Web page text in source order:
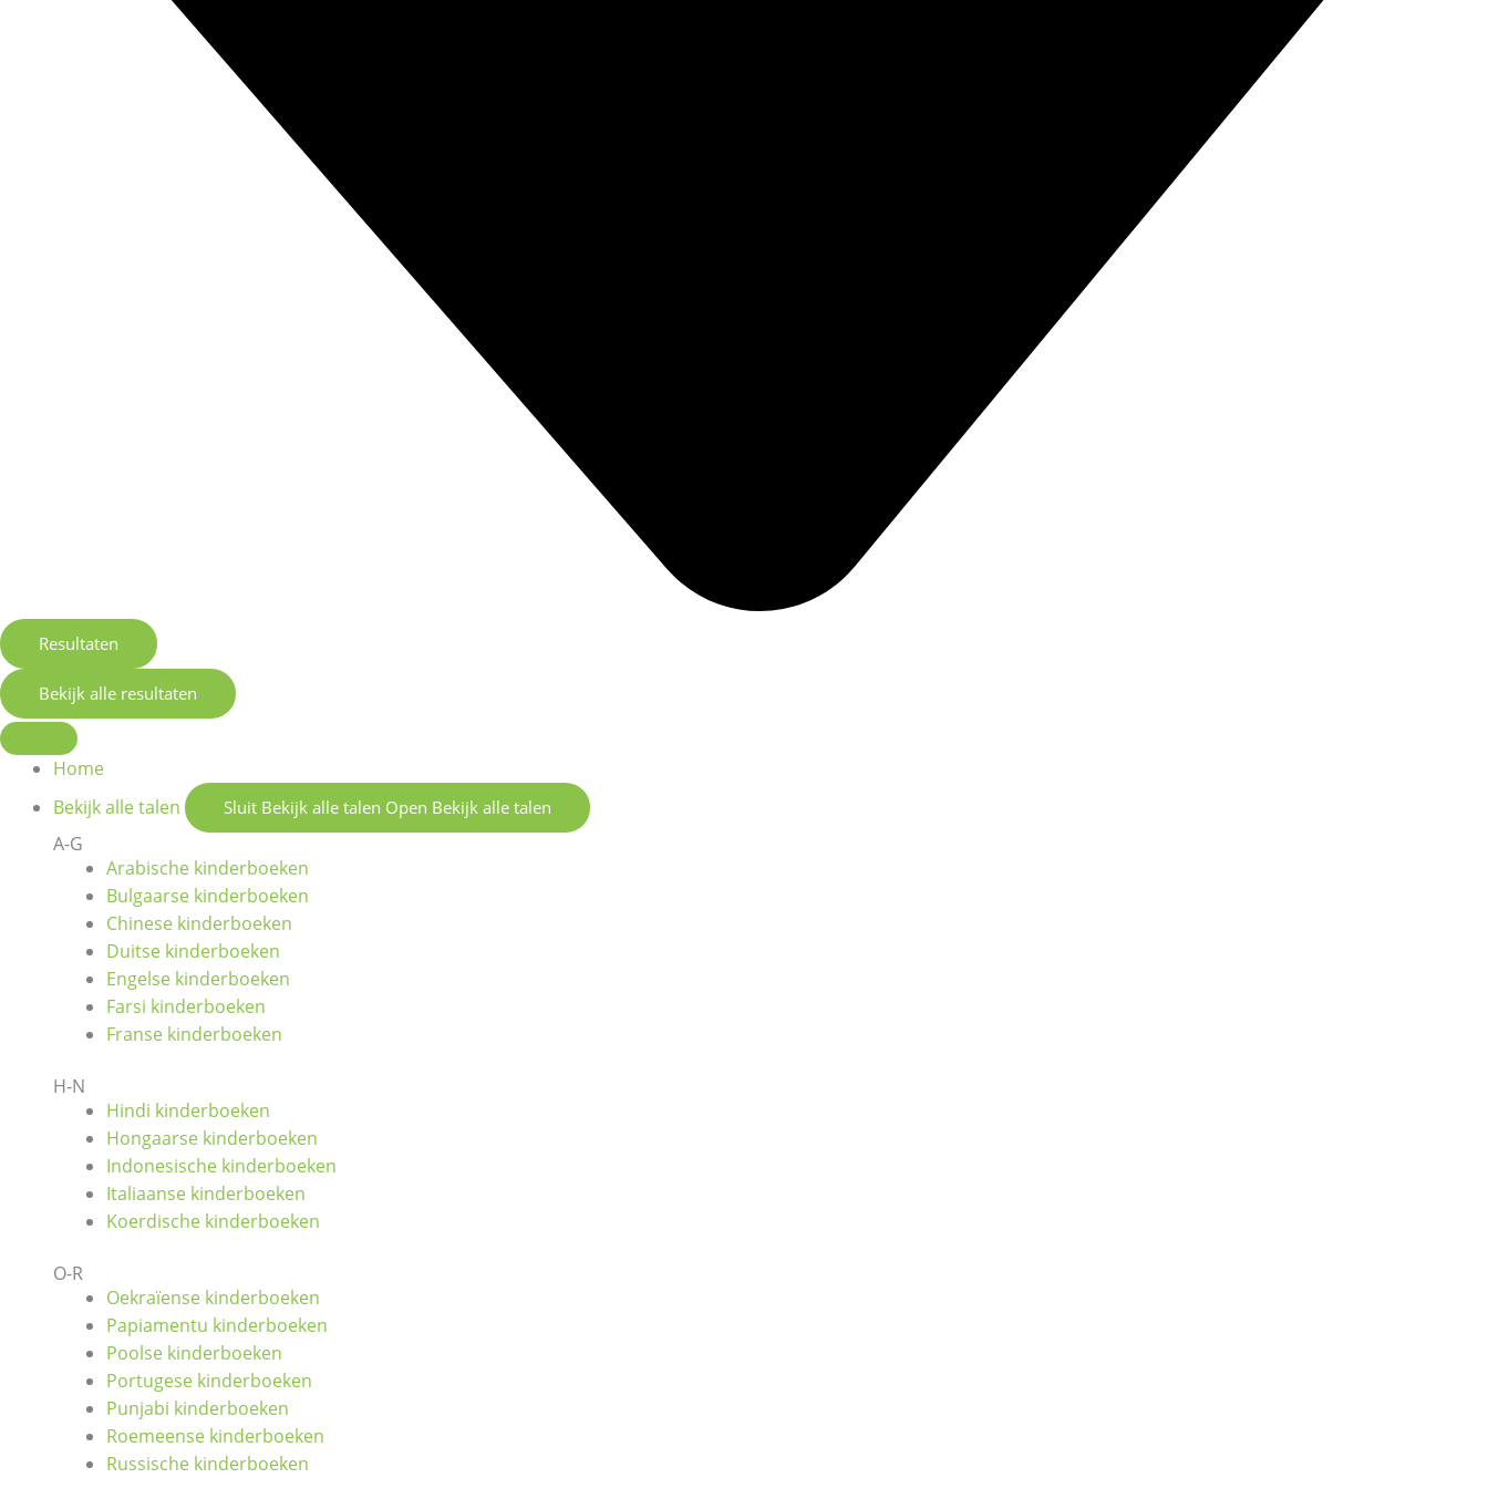
Resultaten
Bekijk alle resultaten
Home
Bekijk alle talen
Sluit Bekijk alle talen Open Bekijk alle talen
A-G
Arabische kinderboeken
Bulgaarse kinderboeken
Chinese kinderboeken
Duitse kinderboeken
Engelse kinderboeken
Farsi kinderboeken
Franse kinderboeken
H-N
Hindi kinderboeken
Hongaarse kinderboeken
Indonesische kinderboeken
Italiaanse kinderboeken
Koerdische kinderboeken
O-R
Oekraïense kinderboeken
Papiamentu kinderboeken
Poolse kinderboeken
Portugese kinderboeken
Punjabi kinderboeken
Roemeense kinderboeken
Russische kinderboeken